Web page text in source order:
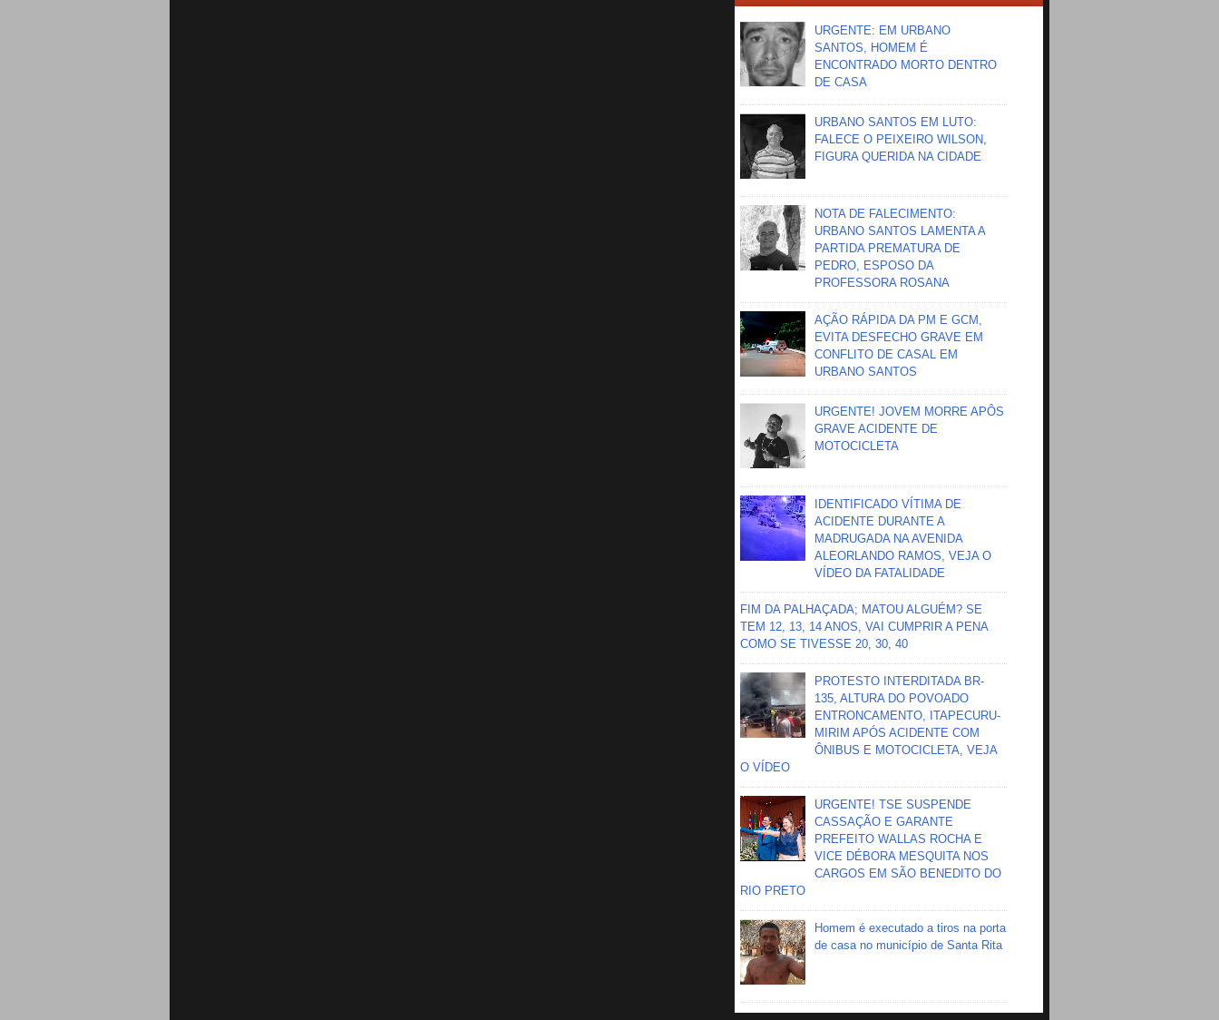
URGENTE: EM URBANO
SANTOS, HOMEM É
ENCONTRADO MORTO DENTRO
DE CASA
URBANO SANTOS EM LUTO:
FALECE O PEIXEIRO WILSON,
FIGURA QUERIDA NA CIDADE
NOTA DE FALECIMENTO:
URBANO SANTOS LAMENTA A
PARTIDA PREMATURA DE
PEDRO, ESPOSO DA
PROFESSORA ROSANA
AÇÃO RÁPIDA DA PM E GCM,
EVITA DESFECHO GRAVE EM
CONFLITO DE CASAL EM
URBANO SANTOS
URGENTE! JOVEM MORRE APÔS
GRAVE ACIDENTE DE
MOTOCICLETA
IDENTIFICADO VÍTIMA DE
ACIDENTE DURANTE A
MADRUGADA NA AVENIDA
ALEORLANDO RAMOS, VEJA O
VÍDEO DA FATALIDADE
FIM DA PALHAÇADA; MATOU ALGUÉM? SE
TEM 12, 13, 14 ANOS, VAI CUMPRIR A PENA
COMO SE TIVESSE 20, 30, 40
PROTESTO INTERDITADA BR-
135, ALTURA DO POVOADO
ENTRONCAMENTO, ITAPECURU-
MIRIM APÓS ACIDENTE COM
ÔNIBUS E MOTOCICLETA, VEJA
O VÍDEO
URGENTE! TSE SUSPENDE
CASSAÇÃO E GARANTE
PREFEITO WALLAS ROCHA E
VICE DÉBORA MESQUITA NOS
CARGOS EM SÃO BENEDITO DO
RIO PRETO
Homem é executado a tiros na porta
de casa no município de Santa Rita